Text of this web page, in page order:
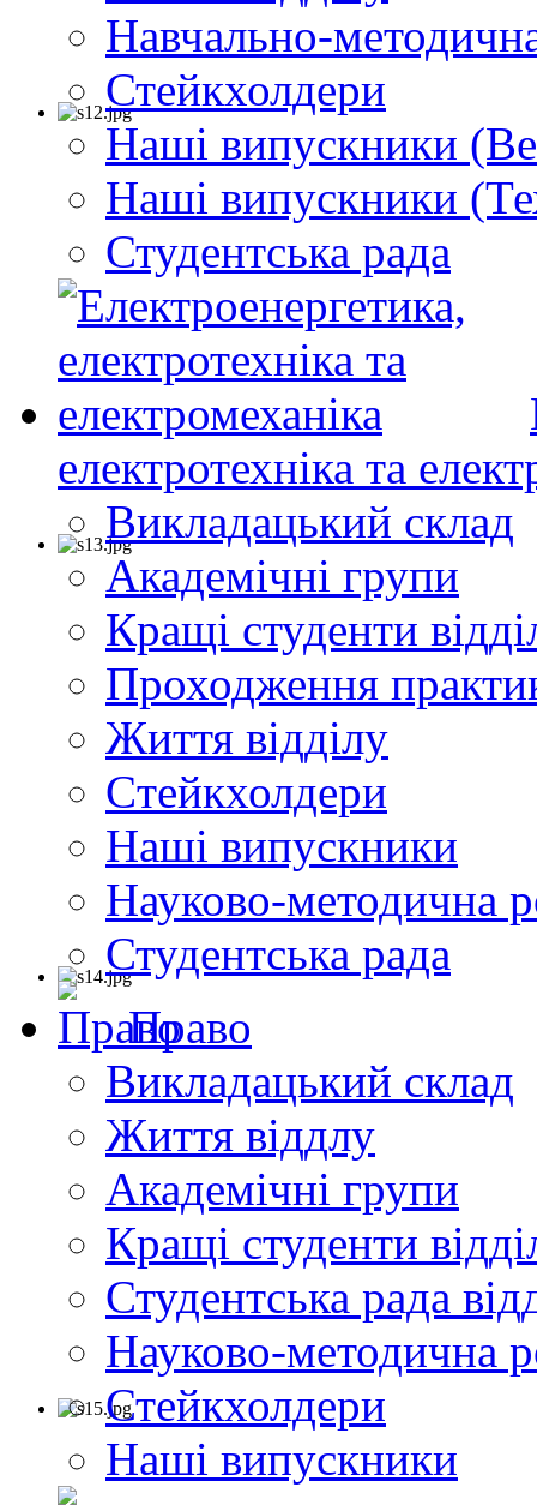
Навчально-
Стейкхолдери
Наші випускники
Наші випускники
Студентська рада
електротехніка та
Викладацький склад
Академічні групи
Кращі студенти
Проходження
Життя відділу
Cтейкхолдери
Наші випускники
Науково-методична
Студентська рада
Право
Викладацький склад
Життя віддлу
Академічні групи
Кращі студенти
Студентська рада
Науково-методична
Стейкхолдери
Наші випускники